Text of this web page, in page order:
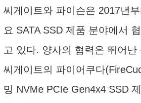
씨게이트와 파이슨은 2017년
요 SATA SSD 제품 분야에서
고 있다. 양사의 협력은 뛰어난
씨게이트의 파이어쿠다
밍 NVMe PCIe Gen4x4 SSD